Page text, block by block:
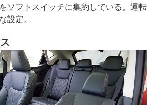
ソフトスイッチに集約している。運転
設定。